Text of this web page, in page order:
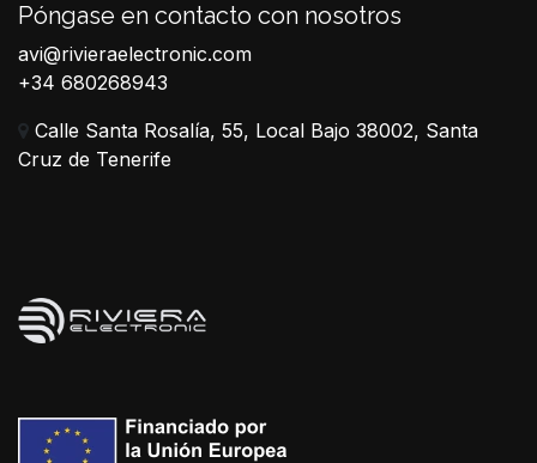
Póngase en contacto con nosotros
avi@rivieraelectronic.com
+34 680268943
Calle Santa Rosalía, 55, Local Bajo 38002, Santa
Cruz de Tenerife